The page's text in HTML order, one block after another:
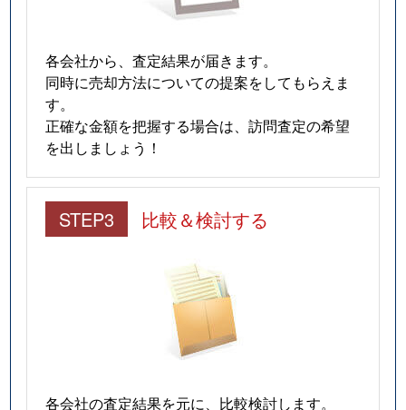
各会社から、査定結果が届きます。
同時に売却方法についての提案をしてもらえま
す。
正確な金額を把握する場合は、訪問査定の希望
を出しましょう！
STEP3 比較＆検討する
各会社の査定結果を元に、比較検討します。